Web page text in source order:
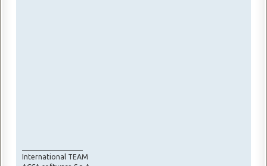
International TEAM